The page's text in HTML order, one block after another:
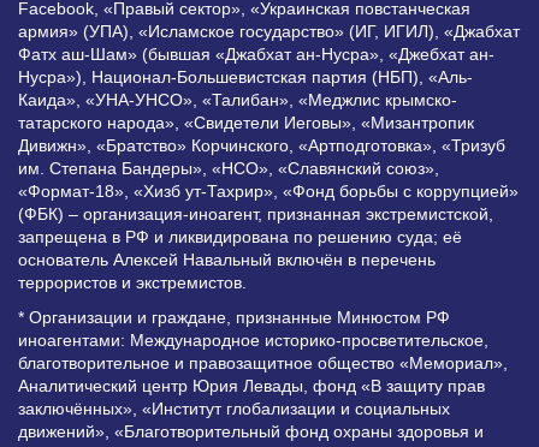
Facebook, «Правый сектор», «Украинская повстанческая
армия» (УПА), «Исламское государство» (ИГ, ИГИЛ), «Джабхат
Фатх аш-Шам» (бывшая «Джабхат ан-Нусра», «Джебхат ан-
Нусра»), Национал-Большевистская партия (НБП), «Аль-
Каида», «УНА-УНСО», «Талибан», «Меджлис крымско-
татарского народа», «Свидетели Иеговы», «Мизантропик
Дивижн», «Братство» Корчинского, «Артподготовка», «Тризуб
им. Степана Бандеры», «НСО», «Славянский союз»,
«Формат-18», «Хизб ут-Тахрир», «Фонд борьбы с коррупцией»
(ФБК) – организация-иноагент, признанная экстремистской,
запрещена в РФ и ликвидирована по решению суда; её
основатель Алексей Навальный включён в перечень
террористов и экстремистов.
* Организации и граждане, признанные Минюстом РФ
иноагентами: Международное историко-просветительское,
благотворительное и правозащитное общество «Мемориал»,
Аналитический центр Юрия Левады, фонд «В защиту прав
заключённых», «Институт глобализации и социальных
движений», «Благотворительный фонд охраны здоровья и